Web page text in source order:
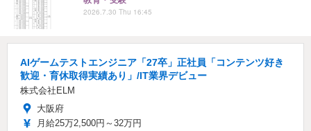
2026.7.30 Thu 16:45
AIゲームテストエンジニア「27卒」正社員「コンテンツ好き
歓迎・育休取得実績あり」/IT業界デビュー
株式会社ELM
大阪府
月給25万2,500円～32万円